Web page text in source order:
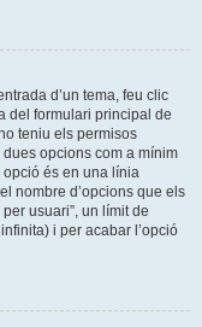
d’un tema, feu clic
del formulari principal de
teniu els permisos
opcions com a mínim
és en una línia
nombre d’opcions que els
usuari”, un límit de
i per acabar l’opció